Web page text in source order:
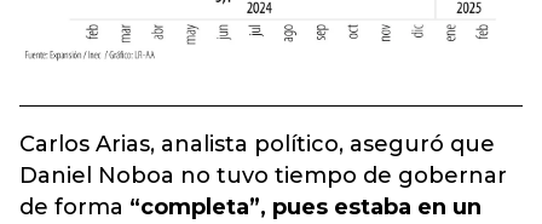
Carlos Arias, analista político, aseguró que
Daniel Noboa no tuvo tiempo de gobernar
de forma “completa”, pues estaba en un